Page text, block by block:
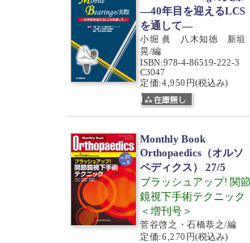
―40年目を迎えるLCS
を通して―
小堀 眞 八木知徳 新垣
晃/編
ISBN:978-4-86519-222-3
C3047
定価:4,950円(税込み)
Monthly Book
Orthopaedics（オルソ
ペディクス） 27/5
ブラッシュアップ! 関
鏡視下手術テクニック
＜増刊号＞
菅谷啓之・石橋恭之/編
定価:6,270円(税込み)